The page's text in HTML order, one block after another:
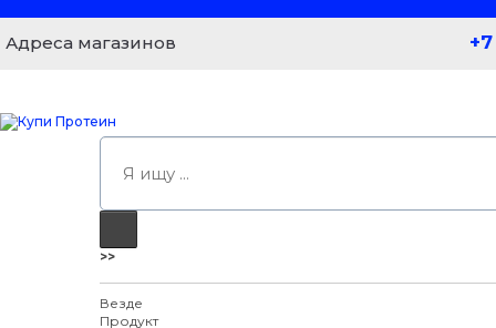
Адреса магазинов
>>
Везде
Продукт